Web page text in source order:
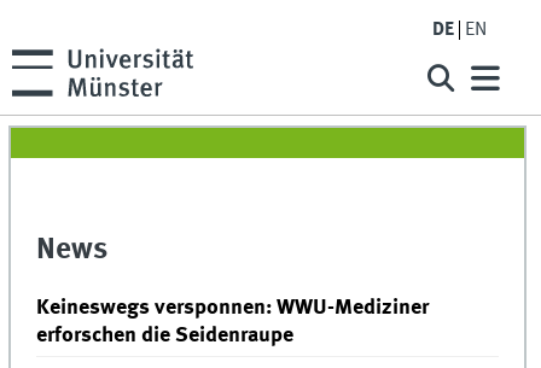
DE EN
News
Keineswegs versponnen: WWU-Mediziner
erforschen die Seidenraupe